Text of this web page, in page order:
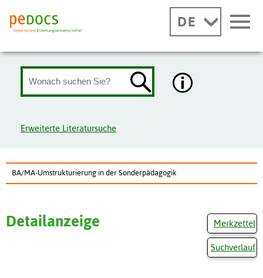
DE
Erweiterte Literatursuche
BA/MA-Umstrukturierung in der Sonderpädagogik
Merkzettel
Suchverlauf
Detailanzeige